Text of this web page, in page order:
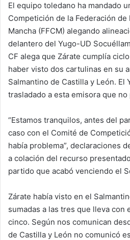
El equipo toledano ha mandado
Competición de la Federación
Mancha (FFCM) alegando
delantero del Yugo-UD
CF alega que Zárate cumplía
haber visto dos cartulinas en su
Salmantino de Castilla y León. El
trasladado a esta emisora que
“Estamos tranquilos, antes del
caso con el Comité de
había problema”, declaraciones
a colación del recurso
partido que acabó venciendo el
Zárate había visto en el
sumadas a las tres que lleva con
cinco. Según nos comunican
de Castilla y León no comunicó